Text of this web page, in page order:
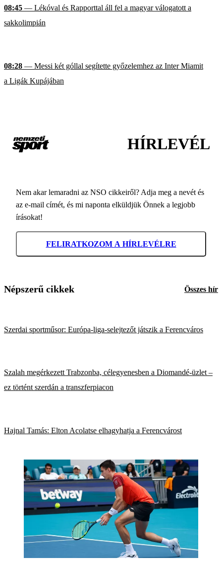
08:45 — Lékóval és Rapporttal áll fel a magyar válogatott a
sakkolimpián
08:28 — Messi két góllal segítette győzelemhez az Inter Miamit
a Ligák Kupájában
HÍRLEVÉL
Nem akar lemaradni az NSO cikkeiről? Adja meg a nevét és
az e-mail címét, és mi naponta elküldjük Önnek a legjobb
írásokat!
FELIRATKOZOM A HÍRLEVÉLRE
Népszerű cikkek Összes hír
Szerdai sportműsor: Európa-liga-selejtezőt játszik a Ferencváros
Szalah megérkezett Trabzonba, célegyenesben a Diomandé-üzlet –
ez történt szerdán a transzferpiacon
Hajnal Tamás: Elton Acolatse elhagyhatja a Ferencvárost